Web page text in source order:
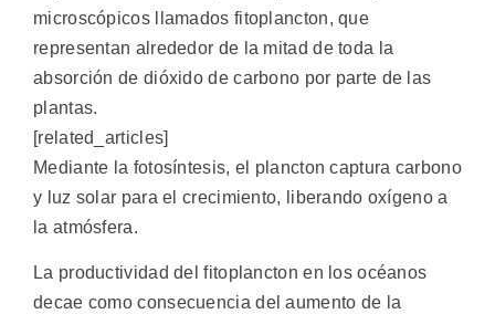
microscópicos llamados fitoplancton, que
representan alrededor de la mitad de toda la
absorción de dióxido de carbono por parte de las
plantas.
[related_articles]
Mediante la fotosíntesis, el plancton captura carbono
y luz solar para el crecimiento, liberando oxígeno a
la atmósfera.
La productividad del fitoplancton en los océanos
decae como consecuencia del aumento de la